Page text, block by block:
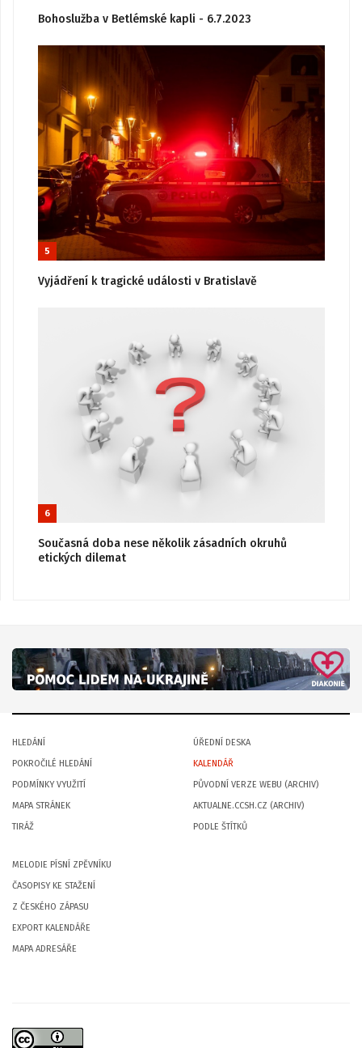
Bohoslužba v Betlémské kapli - 6.7.2023
5
Vyjádření k tragické události v Bratislavě
6
Současná doba nese několik zásadních okruhů
etických dilemat
HLEDÁNÍ
POKROČILÉ HLEDÁNÍ
PODMÍNKY VYUŽITÍ
MAPA STRÁNEK
TIRÁŽ
ÚŘEDNÍ DESKA
KALENDÁŘ
PŮVODNÍ VERZE WEBU (ARCHIV)
AKTUALNE.CCSH.CZ (ARCHIV)
PODLE ŠTÍTKŮ
MELODIE PÍSNÍ ZPĚVNÍKU
ČASOPISY KE STAŽENÍ
Z ČESKÉHO ZÁPASU
EXPORT KALENDÁŘE
MAPA ADRESÁŘE